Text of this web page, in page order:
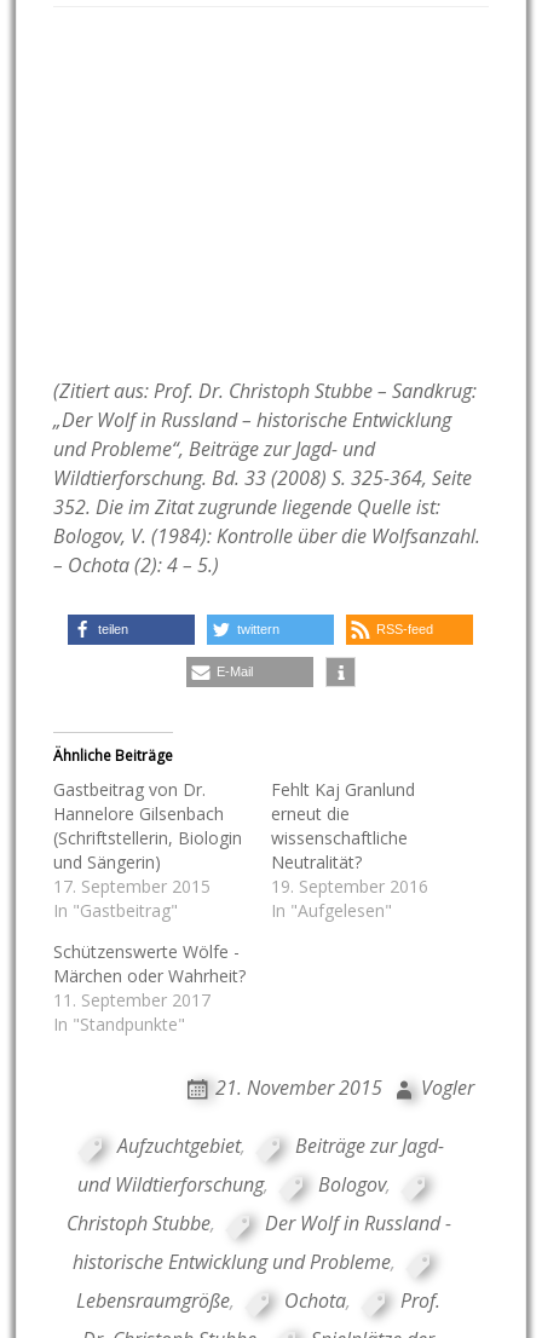
(Zitiert aus: Prof. Dr. Christoph Stubbe – Sandkrug:
„Der Wolf in Russland – historische Entwicklung
und Probleme“, Beiträge zur Jagd- und
Wildtierforschung. Bd. 33 (2008) S. 325-364, Seite
352. Die im Zitat zugrunde liegende Quelle ist:
Bologov, V. (1984): Kontrolle über die Wolfsanzahl.
– Ochota (2): 4 – 5.)
teilen twittern RSS-feed
E-Mail
Ähnliche Beiträge
Gastbeitrag von Dr.
Hannelore Gilsenbach
(Schriftstellerin, Biologin
und Sängerin)
17. September 2015
In "Gastbeitrag"
Fehlt Kaj Granlund
erneut die
wissenschaftliche
Neutralität?
19. September 2016
In "Aufgelesen"
Schützenswerte Wölfe -
Märchen oder Wahrheit?
11. September 2017
In "Standpunkte"
21. November 2015 Vogler
Aufzuchtgebiet,
Beiträge zur Jagd-
und Wildtierforschung, Bologov,
Christoph Stubbe,
Der Wolf in Russland -
historische Entwicklung und Probleme,
Lebensraumgröße, Ochota,
Prof.